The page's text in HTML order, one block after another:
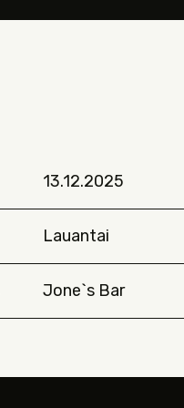
13.12.2025
Lauantai
Jone`s Bar